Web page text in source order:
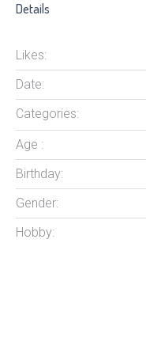
Details
Likes:
Date:
Categories:
Age :
Birthday:
Gender:
Hobby: